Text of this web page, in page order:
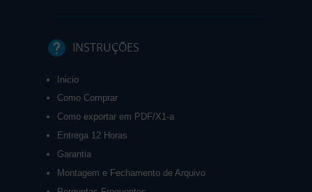
INSTRUÇÕES
Inicio
Como Comprar
Como exportar em PDF/X1-a
Entrega 12 Horas
Garantia
Montagem e Fechamento de Arquivo